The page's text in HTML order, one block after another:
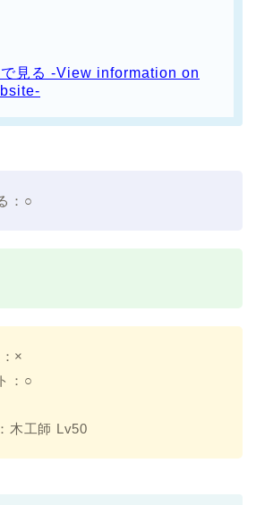
見る -View information on
： ○
×
：○
木工師 Lv50